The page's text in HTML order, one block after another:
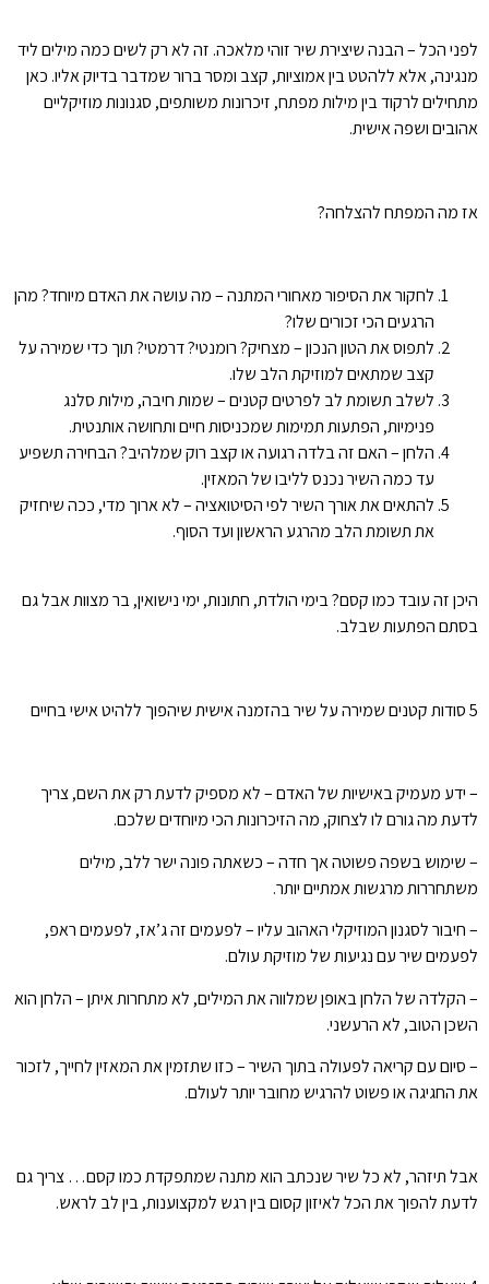
לפני הכל – הבנה שיצירת שיר זוהי מלאכה. זה לא רק לשים כמה מילים ליד
מנגינה, אלא ללהטט בין אמוציות, קצב ומסר ברור שמדבר בדיוק אליו. כאן
מתחילים לרקוד בין מילות מפתח, זיכרונות משותפים, סגנונות מוזיקליים
אהובים ושפה אישית.
אז מה המפתח להצלחה?
לחקור את הסיפור מאחורי המתנה – מה עושה את האדם מיוחד? מהן
הרגעים הכי זכורים שלו?
לתפוס את הטון הנכון – מצחיק? רומנטי? דרמטי? תוך כדי שמירה על
קצב שמתאים למוזיקת הלב שלו.
לשלב תשומת לב לפרטים קטנים – שמות חיבה, מילות סלנג
פנימיות, הפתעות תמימות שמכניסות חיים ותחושה אותנטית.
הלחן – האם זה בלדה רגועה או קצב רוק שמלהיב? הבחירה תשפיע
עד כמה השיר נכנס לליבו של המאזין.
להתאים את אורך השיר לפי הסיטואציה – לא ארוך מדי, ככה שיחזיק
את תשומת הלב מהרגע הראשון ועד הסוף.
היכן זה עובד כמו קסם? בימי הולדת, חתונות, ימי נישואין, בר מצוות אבל גם
בסתם הפתעות שבלב.
5 סודות קטנים שמירה על שיר בהזמנה אישית שיהפוך ללהיט אישי בחיים
– ידע מעמיק באישיות של האדם – לא מספיק לדעת רק את השם, צריך
לדעת מה גורם לו לצחוק, מה הזיכרונות הכי מיוחדים שלכם.
– שימוש בשפה פשוטה אך חדה – כשאתה פונה ישר ללב, מילים
משתחררות מרגשות אמתיים יותר.
– חיבור לסגנון המוזיקלי האהוב עליו – לפעמים זה ג’אז, לפעמים ראפ,
לפעמים שיר עם נגיעות של מוזיקת עולם.
– הקלדה של הלחן באופן שמלווה את המילים, לא מתחרות איתן – הלחן הוא
השכן הטוב, לא הרעשני.
– סיום עם קריאה לפעולה בתוך השיר – כזו שתזמין את המאזין לחייך, לזכור
את החגיגה או פשוט להרגיש מחובר יותר לעולם.
אבל תיזהר, לא כל שיר שנכתב הוא מתנה שמתפקדת כמו קסם… צריך גם
לדעת להפוך את הכל לאיזון קסום בין רגש למקצוענות, בין לב לראש.